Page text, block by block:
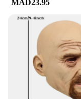
MAD23.95